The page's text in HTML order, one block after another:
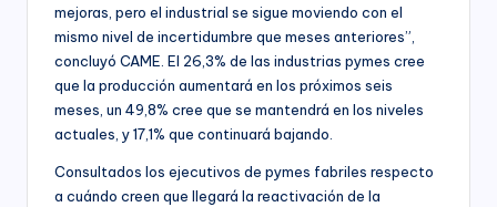
mejoras, pero el industrial se sigue moviendo con el
mismo nivel de incertidumbre que meses anteriores”,
concluyó CAME. El 26,3% de las industrias pymes cree
que la producción aumentará en los próximos seis
meses, un 49,8% cree que se mantendrá en los niveles
actuales, y 17,1% que continuará bajando.
Consultados los ejecutivos de pymes fabriles respecto
a cuándo creen que llegará la reactivación de la